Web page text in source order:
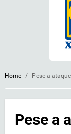
Home / Pese a
Pese a